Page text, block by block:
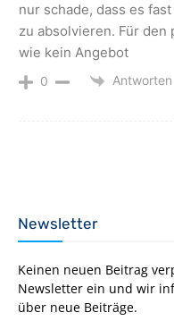
nur schade, dass es
zu absolvieren. Für
wie kein Angebot
0 Antworten
Newsletter
Keinen neuen Beitrag
Newsletter ein und wir
über neue Beiträge.